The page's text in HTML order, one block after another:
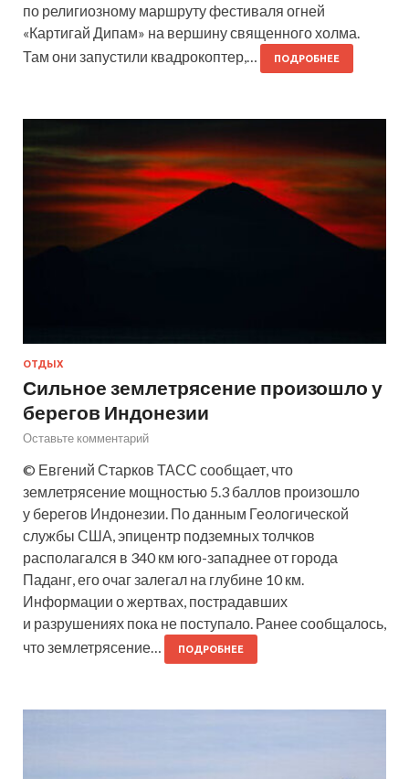
по религиозному маршруту фестиваля огней
«Картигай Дипам» на вершину священного холма.
Там они запустили квадрокоптер,…
ПОДРОБНЕЕ
ОТДЫХ
Сильное землетрясение произошло у
берегов Индонезии
Оставьте комментарий
© Евгений Старков ТАСС сообщает, что
землетрясение мощностью 5.3 баллов произошло
у берегов Индонезии. По данным Геологической
службы США, эпицентр подземных толчков
располагался в 340 км юго-западнее от города
Паданг, его очаг залегал на глубине 10 км.
Информации о жертвах, пострадавших
и разрушениях пока не поступало. Ранее сообщалось,
что землетрясение…
ПОДРОБНЕЕ